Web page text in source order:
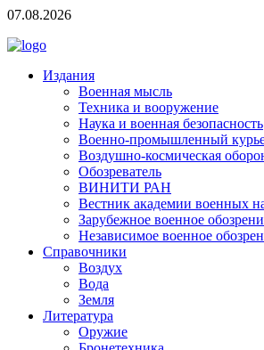
07.08.2026
Издания
Военная мысль
Техника и вооружение
Наука и военная безопасность
Военно-промышленный
Воздушно-космическая
Обозреватель
ВИНИТИ РАН
Вестник академии военных
Зарубежное военное
Независимое военное
Справочники
Воздух
Вода
Земля
Литература
Оружие